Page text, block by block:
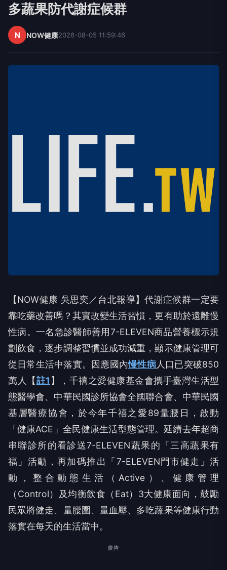
多蔬果防代謝症候群
N NOW健康2026-08-05 11:59:46
【NOW健康 吳思奕／台北報導】代謝症候群一定要
靠吃藥改善嗎？其實改變生活習慣，更有助於遠離慢
性病。一名急診醫師善用7-ELEVEN商品營養標示規
劃飲食，逐步調整習慣並成功減重，顯示健康管理可
從日常生活中落實。因應國內慢性病人口已突破850
萬人【註1 】，千禧之愛健康基金會攜手臺灣生活型
態醫學會、中華民國診所協會全國聯合會、中華民國
基層醫療協會，於今年千禧之愛89量腰日，啟動
「健康ACE」全民健康生活型態管理。延續去年超商
串聯診所的看診送7-ELEVEN蔬果的「三高蔬果有
福」活動，再加碼推出「7-ELEVEN門市健走」活
動，整合動態生活（Active）、健康管理
（Control）及均衡飲食（Eat）3大健康面向，鼓勵
民眾將健走、量腰圍、量血壓、多吃蔬果等健康行動
落實在每天的生活當中。
廣告